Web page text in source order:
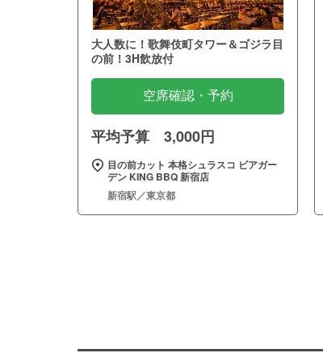
大人数に！歌舞伎町タワー＆ゴジラ目
の前！3H飲放付
空席確認・予約
平均予算 3,000円
目の前カット 本格シュラスコ ビアガー
デン KING BBQ 新宿店
新宿駅／東京都